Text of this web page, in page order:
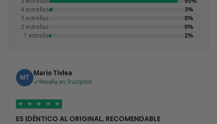
4 estrellas
3%
3 estrellas
0%
2 estrellas
0%
1 estrella
2%
MT Mario Tivlea
Reseña en Trustpilot
★ ★ ★ ★ ★
ES IDÉNTICO AL ORIGINAL, RECOMENDABLE